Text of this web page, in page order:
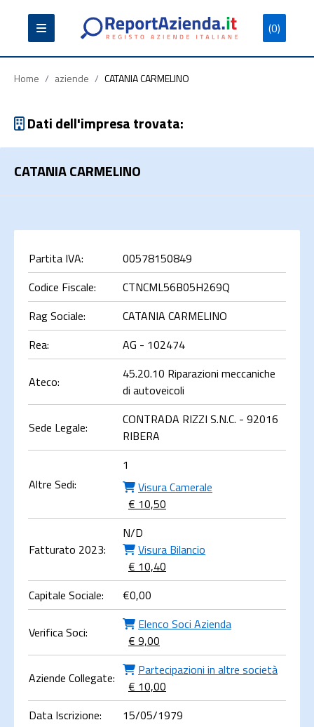
(0)
Partita
Iva
Codice
Fiscale
Ragione
Sociale
Cerca
Home / aziende / CATANIA CARMELINO
Dati dell'impresa trovata:
CATANIA CARMELINO
Partita IVA:
00578150849
Codice Fiscale:
CTNCML56B05H269Q
Rag Sociale:
CATANIA CARMELINO
Rea:
AG - 102474
Ateco:
45.20.10 Riparazioni meccaniche
di autoveicoli
Sede Legale:
CONTRADA RIZZI S.N.C. - 92016
RIBERA
Altre Sedi:
1
Visura Camerale
€ 10,50
Fatturato 2023:
N/D
Visura Bilancio
€ 10,40
Capitale Sociale:
€0,00
Verifica Soci:
Elenco Soci Azienda
€ 9,00
Aziende Collegate:
Partecipazioni in altre società
€ 10,00
Data Iscrizione:
15/05/1979